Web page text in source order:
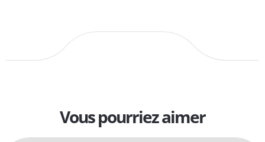
Vous pourriez aimer